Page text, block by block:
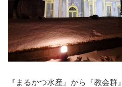
『まるかつ水産』から『教会